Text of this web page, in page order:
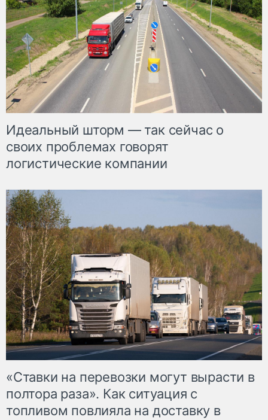
Идеальный шторм — так сейчас о
своих проблемах говорят
логистические компании
«Ставки на перевозки могут вырасти в
полтора раза». Как ситуация с
топливом повлияла на доставку в